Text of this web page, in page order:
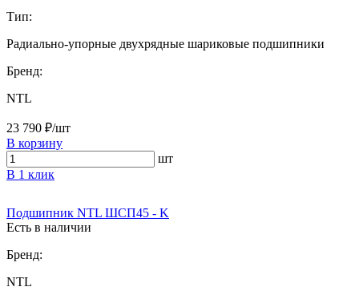
Тип:
Радиально-упорные двухрядные шариковые подшипники
Бренд:
NTL
23 790 ₽/шт
В корзину
шт
В 1 клик
Подшипник NTL ШСП45 - K
Есть в наличии
Бренд:
NTL